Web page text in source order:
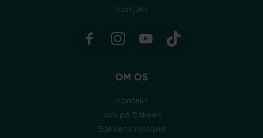
Kontakt
OM OS
Kontakt
Job på Bakken
Bakkens Historie